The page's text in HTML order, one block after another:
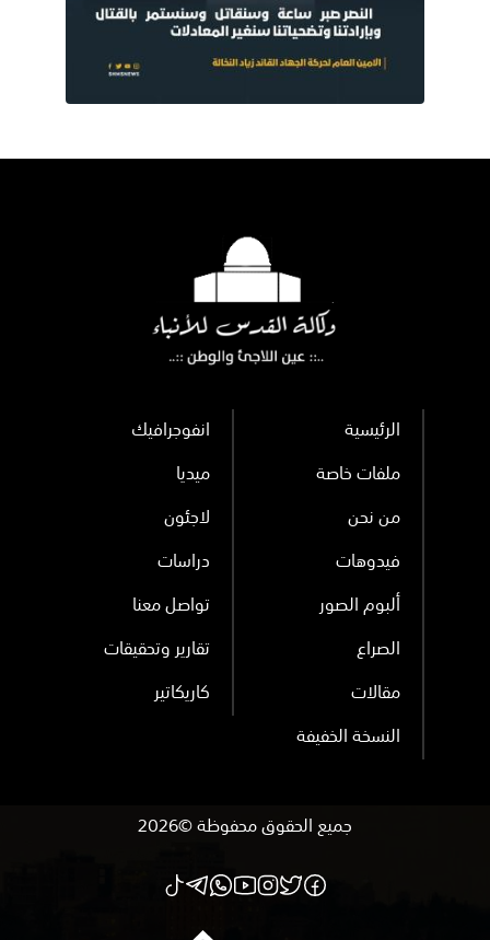
الرئيسية انفوجرافيك
ملفات خاصة ميديا
من نحن لاجئون
فيدوهات دراسات
ألبوم الصور تواصل معنا
الصراع تقارير وتحقيقات
مقالات كاريكاتير
النسخة الخفيفة
جميع الحقوق محفوظة ©2026